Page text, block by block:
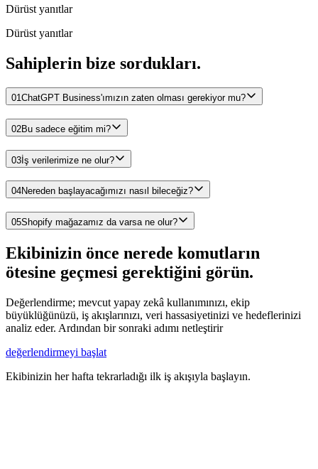
Dürüst yanıtlar
Dürüst yanıtlar
Sahiplerin bize sordukları.
01ChatGPT Business'ımızın zaten olması gerekiyor mu?
02Bu sadece eğitim mi?
03İş verilerimize ne olur?
04Nereden başlayacağımızı nasıl bileceğiz?
05Shopify mağazamız da varsa ne olur?
Ekibinizin önce nerede komutların
ötesine geçmesi gerektiğini görün.
Değerlendirme; mevcut yapay zekâ kullanımınızı, ekip
büyüklüğünüzü, iş akışlarınızı, veri hassasiyetinizi ve hedeflerinizi
analiz eder. Ardından bir sonraki adımı netleştirir
değerlendirmeyi başlat
Ekibinizin her hafta tekrarladığı ilk iş akışıyla başlayın.